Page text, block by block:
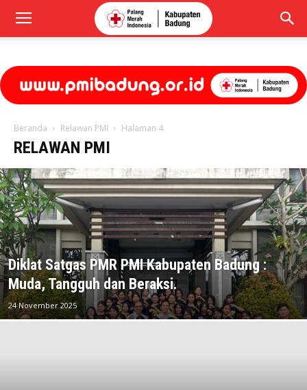
Beranda Relawan PMI Halaman 4
RELAWAN PMI
Diklat Satgas PMR PMI Kabupaten Badung :
Muda, Tangguh dan Beraksi.
24 November 2025